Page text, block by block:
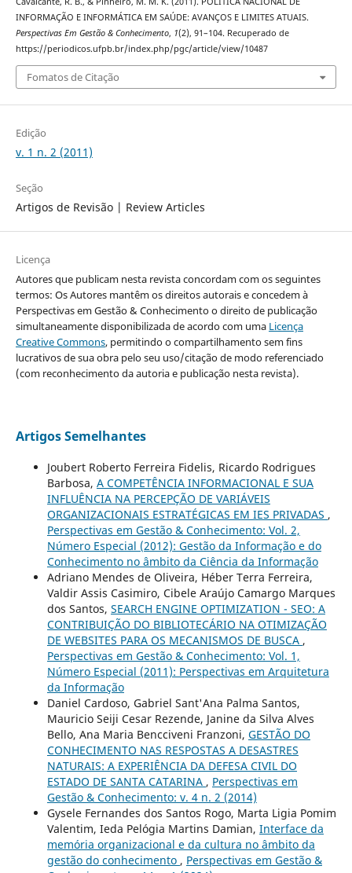
INFORMAÇÃO E INFORMÁTICA EM SAÚDE: AVANÇOS E LIMITES ATUAIS.
Perspectivas Em Gestão & Conhecimento, 1(2), 91–104. Recuperado de
https://periodicos.ufpb.br/index.php/pgc/article/view/10487
Fomatos de Citação
Edição
v. 1 n. 2 (2011)
Seção
Artigos de Revisão | Review Articles
Licença
Autores que publicam nesta revista concordam com os seguintes
termos: Os Autores mantêm os direitos autorais e concedem à
Perspectivas em Gestão & Conhecimento o direito de publicação
simultaneamente disponibilizada de acordo com uma Licença
Creative Commons, permitindo o compartilhamento sem fins
lucrativos de sua obra pelo seu uso/citação de modo referenciado
(com reconhecimento da autoria e publicação nesta revista).
Artigos Semelhantes
Joubert Roberto Ferreira Fidelis, Ricardo Rodrigues
Barbosa, A COMPETÊNCIA INFORMACIONAL E SUA
INFLUÊNCIA NA PERCEPÇÃO DE VARIÁVEIS
ORGANIZACIONAIS ESTRATÉGICAS EM IES PRIVADAS ,
Perspectivas em Gestão & Conhecimento: Vol. 2,
Número Especial (2012): Gestão da Informação e do
Conhecimento no âmbito da Ciência da Informação
Adriano Mendes de Oliveira, Héber Terra Ferreira,
Valdir Assis Casimiro, Cibele Araújo Camargo Marques
dos Santos, SEARCH ENGINE OPTIMIZATION - SEO: A
CONTRIBUIÇÃO DO BIBLIOTECÁRIO NA OTIMIZAÇÃO
DE WEBSITES PARA OS MECANISMOS DE BUSCA ,
Perspectivas em Gestão & Conhecimento: Vol. 1,
Número Especial (2011): Perspectivas em Arquitetura
da Informação
Daniel Cardoso, Gabriel Sant'Ana Palma Santos,
Mauricio Seiji Cesar Rezende, Janine da Silva Alves
Bello, Ana Maria Bencciveni Franzoni, GESTÃO DO
CONHECIMENTO NAS RESPOSTAS A DESASTRES
NATURAIS: A EXPERIÊNCIA DA DEFESA CIVIL DO
ESTADO DE SANTA CATARINA , Perspectivas em
Gestão & Conhecimento: v. 4 n. 2 (2014)
Gysele Fernandes dos Santos Rogo, Marta Ligia Pomim
Valentim, Ieda Pelógia Martins Damian, Interface da
memória organizacional e da cultura no âmbito da
gestão do conhecimento , Perspectivas em Gestão &